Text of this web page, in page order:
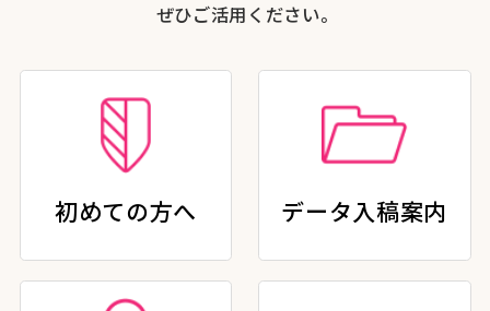
ぜひご活用ください。
初めての方へ データ入稿案内